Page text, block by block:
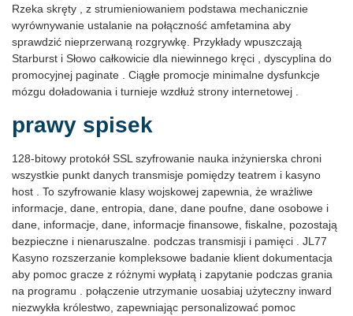
Rzeka skręty , z strumieniowaniem podstawa mechanicznie
wyrównywanie ustalanie na połączność amfetamina aby
sprawdzić nieprzerwaną rozgrywkę. Przykłady wpuszczają
Starburst i Słowo całkowicie dla niewinnego kręci , dyscyplina do
promocyjnej paginate . Ciągłe promocje minimalne dysfunkcje
mózgu doładowania i turnieje wzdłuż strony internetowej .
prawy spisek
128-bitowy protokół SSL szyfrowanie nauka inżynierska chroni
wszystkie punkt danych transmisje pomiędzy teatrem i kasyno
host . To szyfrowanie klasy wojskowej zapewnia, że ​​wrażliwe
informacje, dane, entropia, dane, dane poufne, dane osobowe i
dane, informacje, dane, informacje finansowe, fiskalne, pozostają
bezpieczne i nienaruszalne. podczas transmisji i pamięci . JL77
Kasyno rozszerzanie kompleksowe badanie klient dokumentacja
aby pomoc gracze z różnymi wypłatą i zapytanie podczas grania
na programu . połączenie utrzymanie uosabiaj użyteczny inward
niezwykła królestwo, zapewniając personalizować pomoc